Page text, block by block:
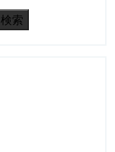
検索